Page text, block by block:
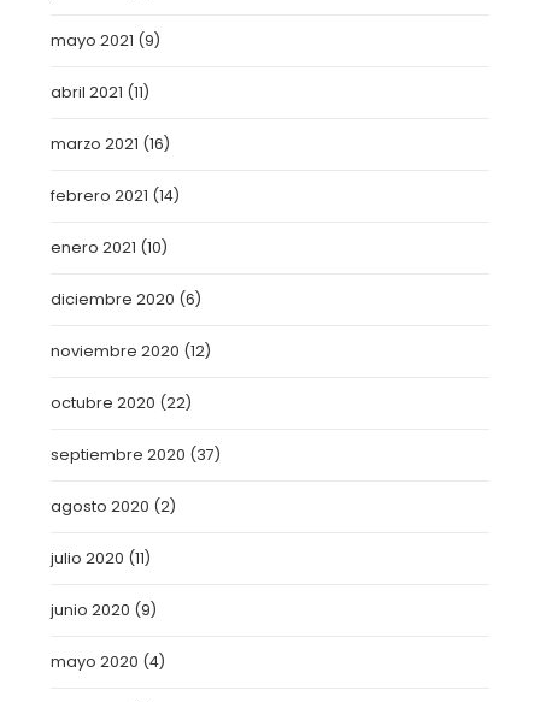
mayo 2021 (9)
abril 2021 (11)
marzo 2021 (16)
febrero 2021 (14)
enero 2021 (10)
diciembre 2020 (6)
noviembre 2020 (12)
octubre 2020 (22)
septiembre 2020 (37)
agosto 2020 (2)
julio 2020 (11)
junio 2020 (9)
mayo 2020 (4)